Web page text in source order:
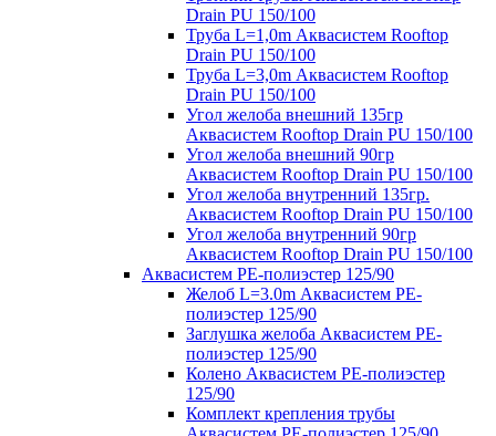
Drain PU 150/100
Труба L=1,0m Аквасистем Rooftop
Drain PU 150/100
Труба L=3,0m Аквасистем Rooftop
Drain PU 150/100
Угол желоба внешний 135гр
Аквасистем Rooftop Drain PU 150/100
Угол желоба внешний 90гр
Аквасистем Rooftop Drain PU 150/100
Угол желоба внутренний 135гр.
Аквасистем Rooftop Drain PU 150/100
Угол желоба внутренний 90гр
Аквасистем Rooftop Drain PU 150/100
Аквасистем PE-полиэстер 125/90
Желоб L=3.0m Аквасистем PE-
полиэстер 125/90
Заглушка желоба Аквасистем PE-
полиэстер 125/90
Колено Аквасистем PE-полиэстер
125/90
Комплект крепления трубы